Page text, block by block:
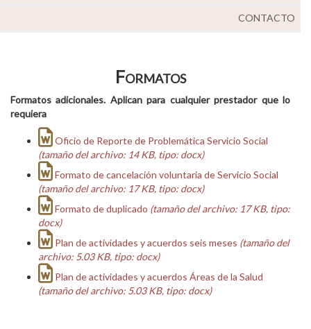
Alumni
CONTACTO
Formatos
Formatos adicionales. Aplican para cualquier prestador que lo
requiera
Oficio de Reporte de Problemática Servicio Social
(tamaño del archivo: 14 KB, tipo: docx)
Formato de cancelación voluntaria de Servicio Social
(tamaño del archivo: 17 KB, tipo: docx)
Formato de duplicado (tamaño del archivo: 17 KB, tipo:
docx)
Plan de actividades y acuerdos seis meses (tamaño del
archivo: 5.03 KB, tipo: docx)
Plan de actividades y acuerdos Áreas de la Salud
(tamaño del archivo: 5.03 KB, tipo: docx)